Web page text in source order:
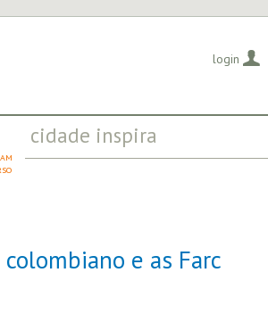
cidade inspira
INICIATIVAS QUE TRANSFORMAM
login
e as Farc